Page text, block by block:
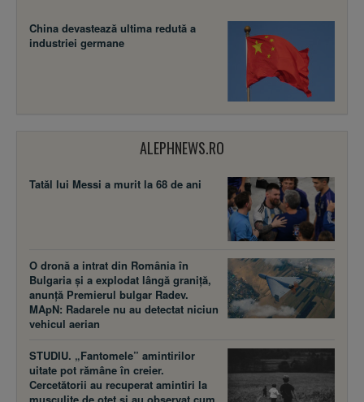
China devastează ultima redută a
industriei germane
ALEPHNEWS.RO
Tatăl lui Messi a murit la 68 de ani
O dronă a intrat din România în
Bulgaria și a explodat lângă graniță,
anunță Premierul bulgar Radev.
MApN: Radarele nu au detectat niciun
vehicul aerian
STUDIU. „Fantomele” amintirilor
uitate pot rămâne în creier.
Cercetătorii au recuperat amintiri la
musculițe de oțet și au observat cum